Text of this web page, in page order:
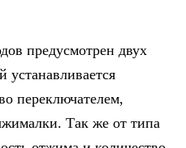
предусмотрен двух
устанавливается
переключателем,
Так же от типа